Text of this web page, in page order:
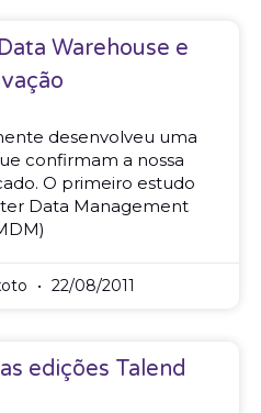
Warehouse e
desenvolveu uma
confirmam a nossa
O primeiro estudo
Data Management
22/08/2011
edições Talend